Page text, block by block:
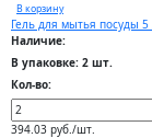
В корзину
Гель для мытья посуды
Наличие:
В упаковке: 2 шт.
Кол-во:
394.03 руб./шт.